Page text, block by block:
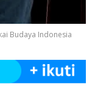
Budaya Indonesia